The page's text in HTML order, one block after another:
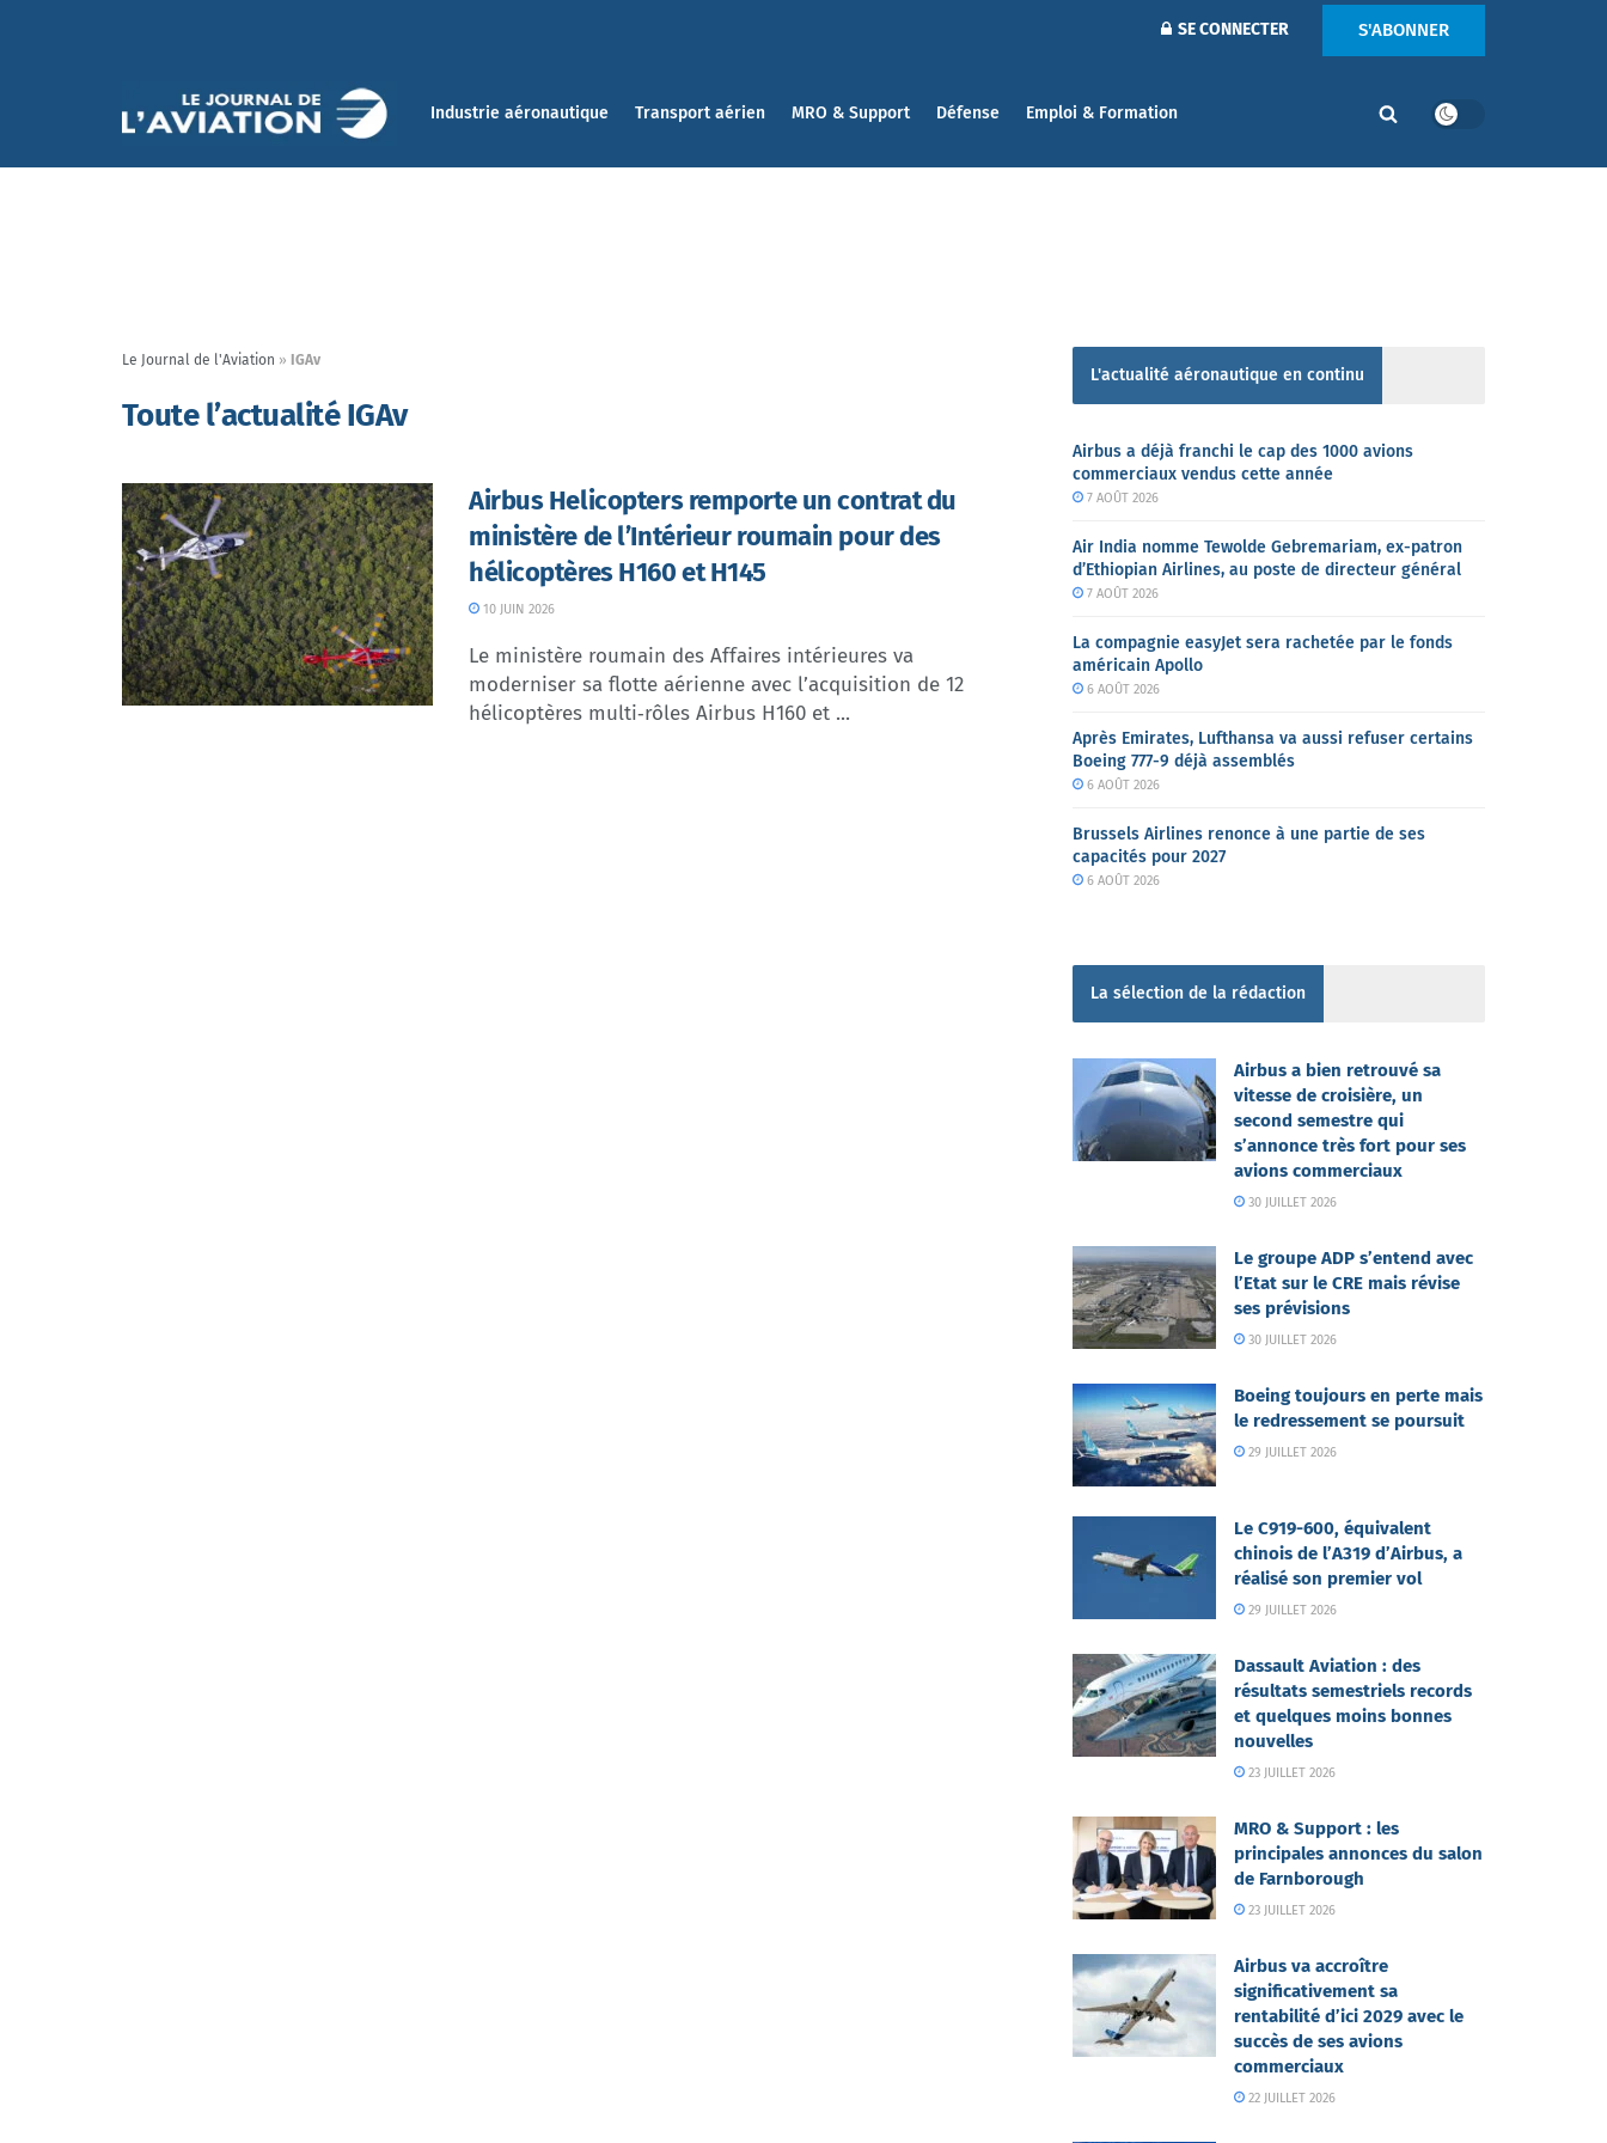
SE CONNECTER S'ABONNER
Industrie aéronautique Transport aérien MRO & Support Défense Emploi & Formation
Le Journal de l'Aviation » IGAv
Toute l’actualité IGAv
Airbus Helicopters remporte un contrat du
ministère de l’Intérieur roumain pour des
hélicoptères H160 et H145
10 JUIN 2026
Le ministère roumain des Affaires intérieures va
moderniser sa flotte aérienne avec l’acquisition de 12
hélicoptères multi‑rôles Airbus H160 et ...
L'actualité aéronautique en continu
Airbus a déjà franchi le cap des 1000 avions
commerciaux vendus cette année
7 AOÛT 2026
Air India nomme Tewolde Gebremariam, ex-patron
d’Ethiopian Airlines, au poste de directeur général
7 AOÛT 2026
La compagnie easyJet sera rachetée par le fonds
américain Apollo
6 AOÛT 2026
Après Emirates, Lufthansa va aussi refuser certains
Boeing 777-9 déjà assemblés
6 AOÛT 2026
Brussels Airlines renonce à une partie de ses
capacités pour 2027
6 AOÛT 2026
La sélection de la rédaction
Airbus a bien retrouvé sa
vitesse de croisière, un
second semestre qui
s’annonce très fort pour ses
avions commerciaux
30 JUILLET 2026
Le groupe ADP s’entend avec
l’Etat sur le CRE mais révise
ses prévisions
30 JUILLET 2026
Boeing toujours en perte mais
le redressement se poursuit
29 JUILLET 2026
Le C919-600, équivalent
chinois de l’A319 d’Airbus, a
réalisé son premier vol
29 JUILLET 2026
Dassault Aviation : des
résultats semestriels records
et quelques moins bonnes
nouvelles
23 JUILLET 2026
MRO & Support : les
principales annonces du salon
de Farnborough
23 JUILLET 2026
Airbus va accroître
significativement sa
rentabilité d’ici 2029 avec le
succès de ses avions
commerciaux
22 JUILLET 2026